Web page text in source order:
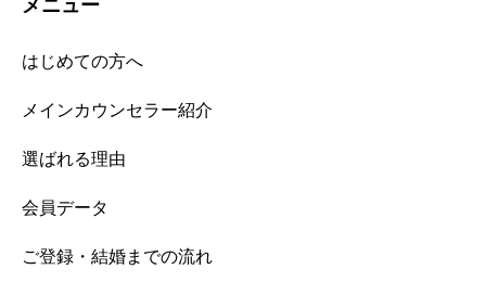
メニュー
はじめての方へ
メインカウンセラー紹介
選ばれる理由
会員データ
ご登録・結婚までの流れ